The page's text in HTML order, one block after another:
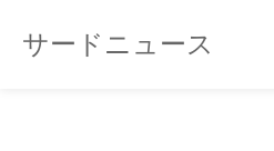
サードニュース